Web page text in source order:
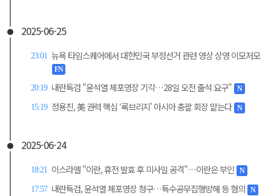
2025-06-25
23:01 뉴욕 타임스퀘어에서 대한민국 부정선거 관련 영상 상영 이모저모
FN
20:19 내란특검 "윤석열 체포영장 기각…28일 오전 출석 요구" N
15:19 정용진, 美 권력 핵심 ‘록브리지’ 아시아 총괄 회장 맡는다 N
2025-06-24
18:21 이스라엘 "이란, 휴전 발효 후 미사일 공격"…이란은 부인 N
17:57 내란특검, 윤석열 체포영장 청구…특수공무집행방해 등 혐의 N